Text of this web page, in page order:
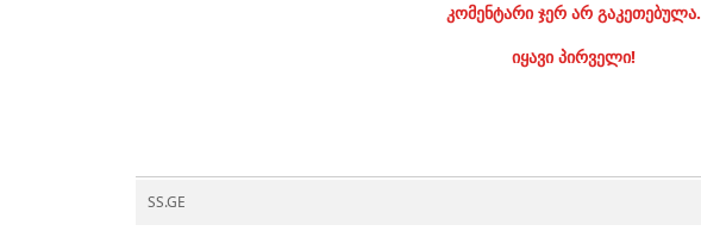
კომენტარი ჯერ არ გაკეთებულა.
იყავი პირველი!
SS.GE